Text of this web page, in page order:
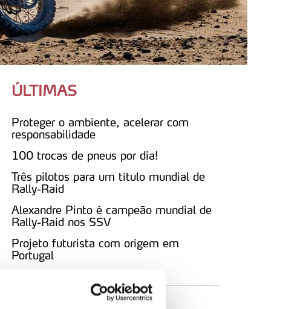
ÚLTIMAS
Proteger o ambiente, acelerar com
responsabilidade
100 trocas de pneus por dia!
Três pilotos para um título mundial de
Rally-Raid
Alexandre Pinto é campeão mundial de
Rally-Raid nos SSV
Projeto futurista com origem em
Portugal